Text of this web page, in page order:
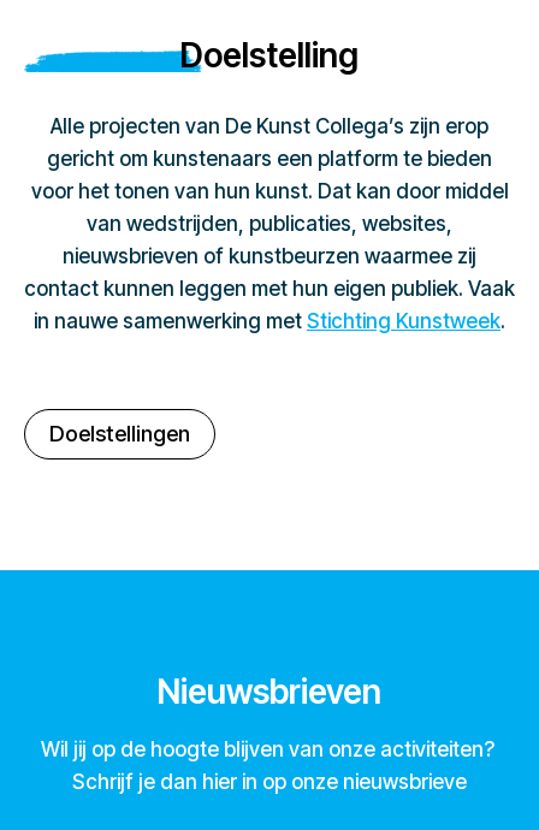
Doelstelling
Alle projecten van De Kunst Collega’s zijn erop
gericht om kunstenaars een platform te bieden
voor het tonen van hun kunst. Dat kan door middel
van wedstrijden, publicaties, websites,
nieuwsbrieven of kunstbeurzen waarmee zij
contact kunnen leggen met hun eigen publiek. Vaak
in nauwe samenwerking met Stichting Kunstweek.
Doelstellingen
Nieuwsbrieven
Wil jij op de hoogte blijven van onze activiteiten?
Schrijf je dan hier in op onze nieuwsbrieve